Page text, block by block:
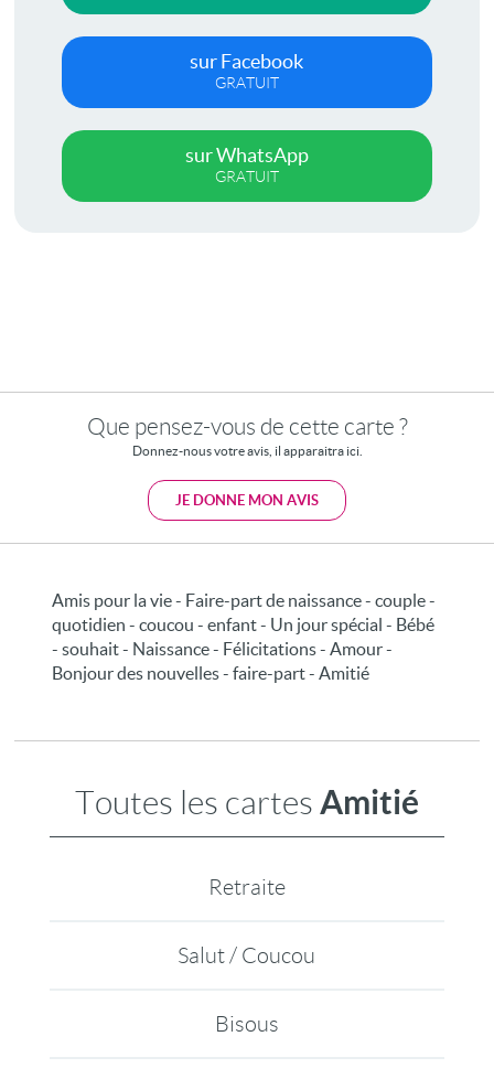
sur Facebook
GRATUIT
sur WhatsApp
GRATUIT
Que pensez-vous de cette carte ?
Donnez-nous votre avis, il apparaitra ici.
JE DONNE MON AVIS
Amis pour la vie - Faire-part de naissance - couple -
quotidien - coucou - enfant - Un jour spécial - Bébé
- souhait - Naissance - Félicitations - Amour -
Bonjour des nouvelles - faire-part - Amitié
Toutes les cartes Amitié
Retraite
Salut / Coucou
Bisous